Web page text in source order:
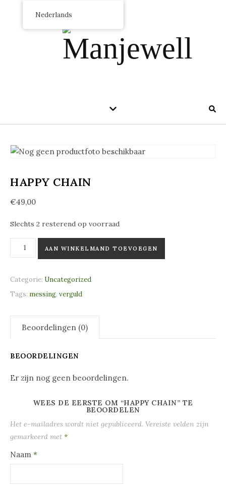
HAPPY CHAIN
€49,00
Slechts 2 resterend op voorraad
Happy chain aantalAAN WINKELMAND TOEVOEGEN
Categorie: Uncategorized
Tags: messing, verguld
Beoordelingen (0)
BEOORDELINGEN
Er zijn nog geen beoordelingen.
WEES DE EERSTE OM “HAPPY CHAIN” TE
BEOORDELEN
Het e-mailadres wordt niet gepubliceerd. Vereiste velden zijn
gemarkeerd met *
Naam *
Nederlands